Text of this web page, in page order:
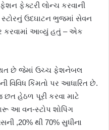
ફેક્ટરી લોન્ચ કરવાની
સ્ટોરનું ઉદઘાટન ભુજમાં સેવન
કરવામાં આવ્યું હતું – એક
છે જેમાં ઉચ્ચ ફેશનેબલ
વિવિધ કિંમતો પર આધારિત છે.
હેઠળ પૂરી કરવા માટે
આ વન-સ્ટોપ શોપિંગ
,20% થી 70% સુધીના